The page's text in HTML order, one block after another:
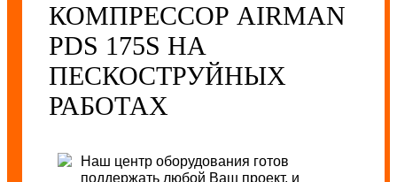
КОМПРЕССОР AIRMAN
PDS 175S НА
ПЕСКОСТРУЙНЫХ
РАБОТАХ
Наш центр оборудования готов
поддержать любой Ваш проект, и